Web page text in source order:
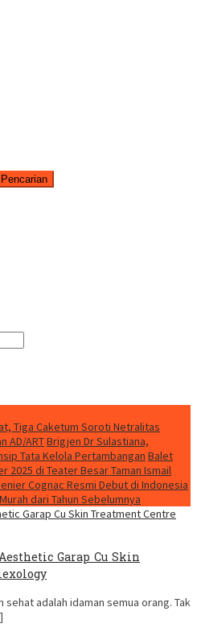
Pencarian
Tiga Caketum Soroti Netralitas
AD/ARTBrigjen Dr Sulastiana,
Tata Kelola Pertambangan Balet
2025 di Teater Besar Taman Ismail
Cognac Resmi Debut di Indonesia
dari Tahun Sebelumnya
Garap Cu Skin
adalah idaman semua orang. Tak